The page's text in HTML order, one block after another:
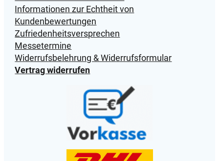
Informationen zur Echtheit von
Kundenbewertungen
Zufriedenheitsversprechen
Messetermine
Widerrufsbelehrung & Widerrufsformular
Vertrag widerrufen